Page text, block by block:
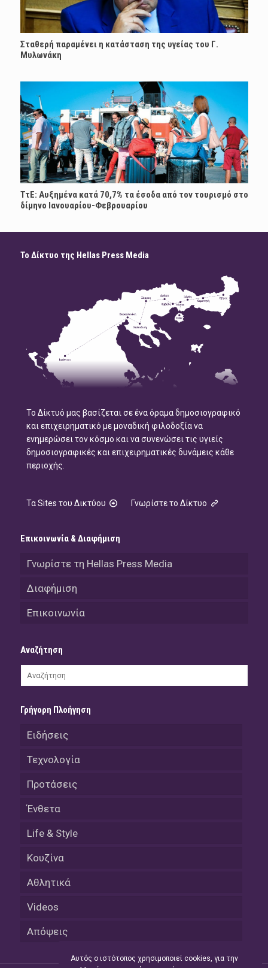
Σταθερή παραμένει η κατάσταση της υγείας του Γ.
Μυλωνάκη
ΤτΕ: Αυξημένα κατά 70,7% τα έσοδα από τον τουρισμό στο
δίμηνο Ιανουαρίου-Φεβρουαρίου
Το Δίκτυο της Hellas Press Media
Το Δίκτυό μας βασίζεται σε ένα όραμα δημοσιογραφικό
και επιχειρηματικό με μοναδική φιλοδοξία να
ενημερώσει τον κόσμο και να συνενώσει τις υγιείς
δημοσιογραφικές και επιχειρηματικές δυνάμεις κάθε
περιοχής.
Τα Sites του Δικτύου Γνωρίστε το Δίκτυο
Επικοινωνία & Διαφήμιση
Γνωρίστε τη Hellas Press Media
Διαφήμιση
Επικοινωνία
Αναζήτηση
Γρήγορη Πλοήγηση
Ειδήσεις
Τεχνολογία
Προτάσεις
Ένθετα
Life & Style
Κουζίνα
Αθλητικά
Videos
Απόψεις
Αυτός ο ιστότοπος χρησιμοποιεί cookies, για την